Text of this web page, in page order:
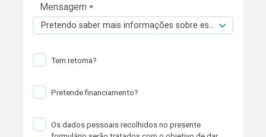
Mensagem
Pretendo saber mais informações sobre esta viatura.
Tem retoma?
Pretende financiamento?
Os dados pessoais recolhidos no presente